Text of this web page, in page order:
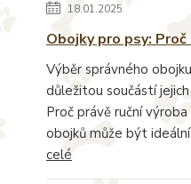
18.01.2025
Obojky pro psy:
Výběr správného
důležitou součástí
Proč právě ruční
obojků může být
celé